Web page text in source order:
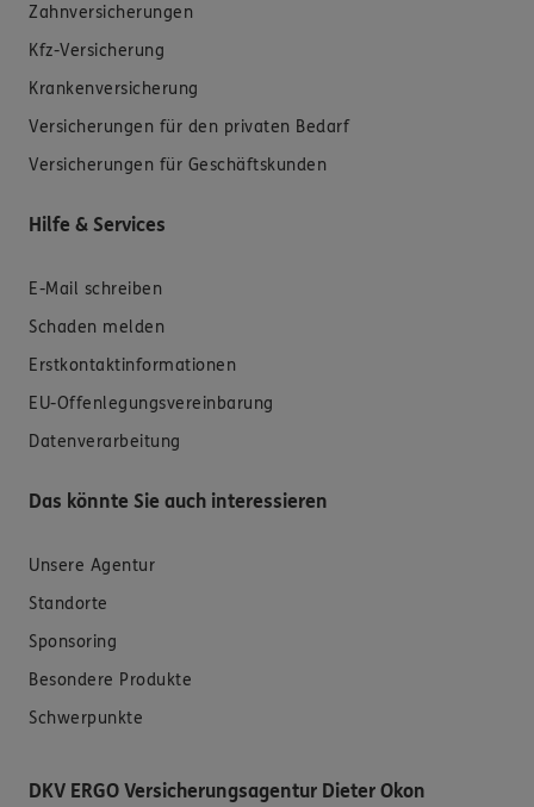
Zahnversicherungen
Kfz-Versicherung
Krankenversicherung
Versicherungen für den privaten Bedarf
Versicherungen für Geschäftskunden
Hilfe & Services
E-Mail schreiben
Schaden melden
Erstkontaktinformationen
EU-Offenlegungsvereinbarung
Datenverarbeitung
Das könnte Sie auch interessieren
Unsere Agentur
Standorte
Sponsoring
Besondere Produkte
Schwerpunkte
DKV ERGO Versicherungsagentur Dieter Okon